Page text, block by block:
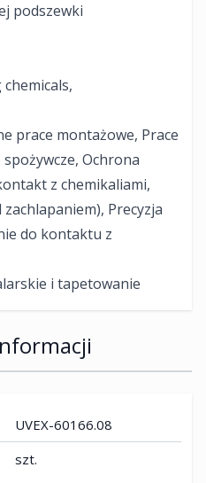
podszewki
prace montażowe, Prace
Ochrona
z chemikaliami,
Precyzja
do kontaktu z
i tapetowanie
UVEX-60166.08
szt.